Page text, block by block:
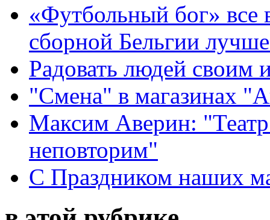
«Футбольный бог» все
сборной Бельгии
Радовать людей своим
"Смена" в магазинах
Максим Аверин:
неповторим"
С Праздником наших